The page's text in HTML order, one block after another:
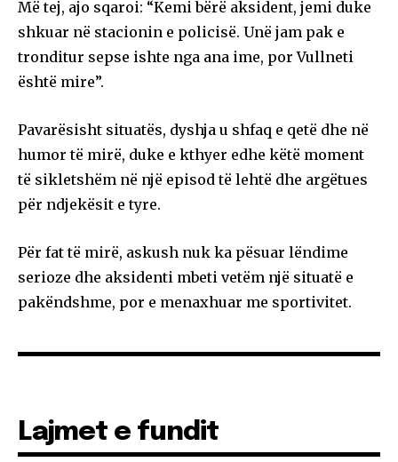
Më tej, ajo sqaroi: “Kemi bërë aksident, jemi duke
shkuar në stacionin e policisë. Unë jam pak e
tronditur sepse ishte nga ana ime, por Vullneti
është mire”.
Pavarësisht situatës, dyshja u shfaq e qetë dhe në
humor të mirë, duke e kthyer edhe këtë moment
të sikletshëm në një episod të lehtë dhe argëtues
për ndjekësit e tyre.
Për fat të mirë, askush nuk ka pësuar lëndime
serioze dhe aksidenti mbeti vetëm një situatë e
pakëndshme, por e menaxhuar me sportivitet.
Lajmet e fundit